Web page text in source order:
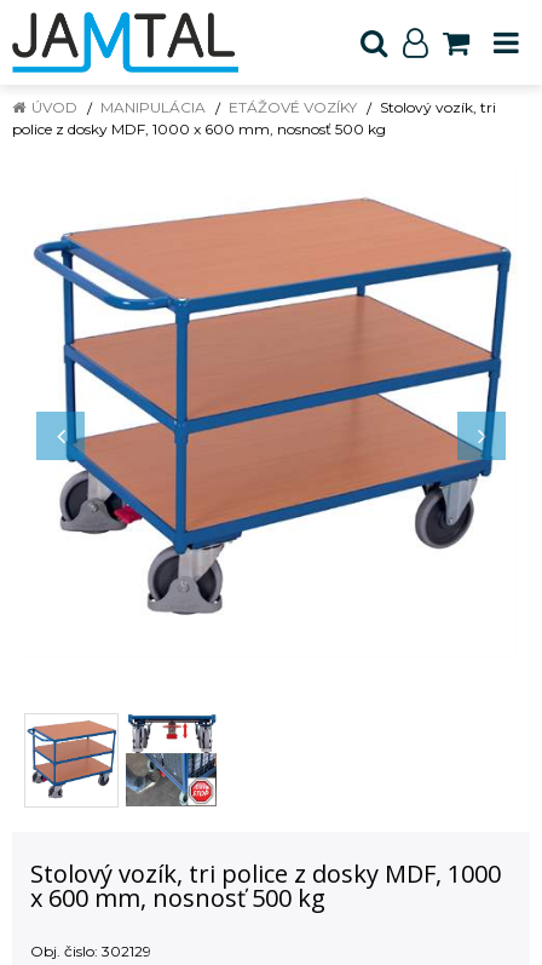
ÚVOD MANIPULÁCIA ETÁŽOVÉ VOZÍKY
Stolový vozík, tri
police z dosky MDF, 1000 x 600 mm, nosnosť 500 kg
Stolový vozík, tri police z dosky MDF, 1000
x 600 mm, nosnosť 500 kg
Obj. čislo: 302129